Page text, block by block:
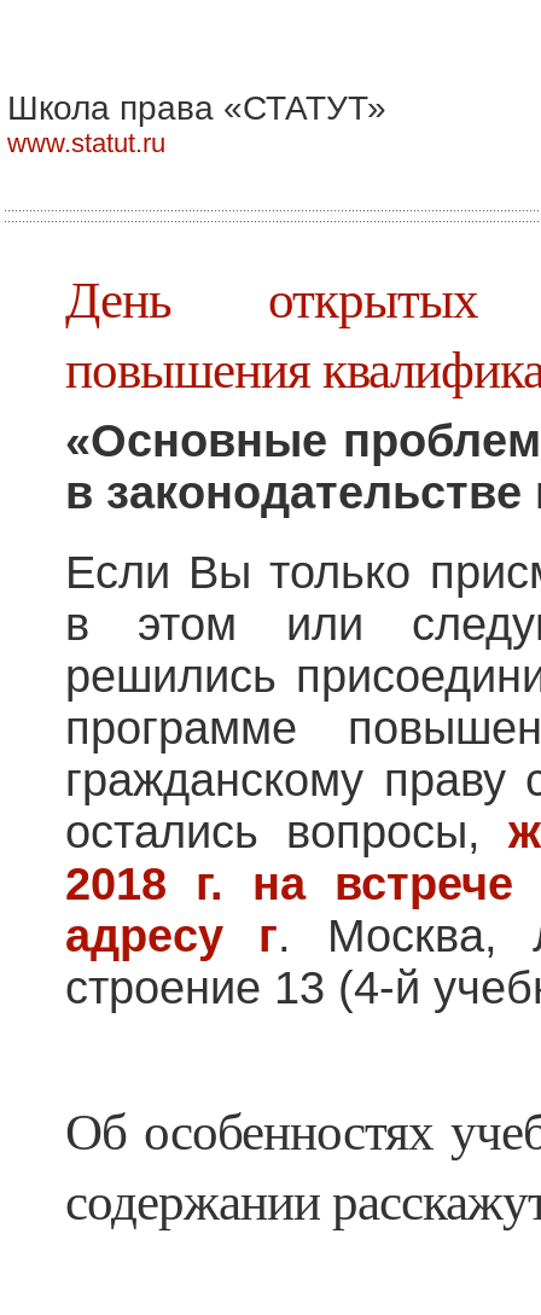
Школа права «СТАТУТ»
www.statut.ru
День открытых
повышения
«Основные
в
Если Вы только
в этом или
решились
программе
гражданскому
остались вопросы,
2018 г. на
адресу г. Москва,
строение 13 (4-й
Об особенностях
содержании